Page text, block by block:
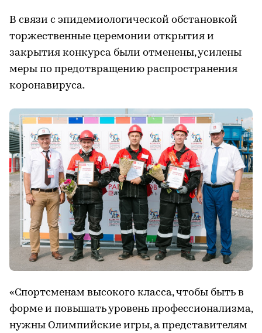
В связи с эпидемиологической обстановкой
торжественные церемонии открытия и
закрытия конкурса были отменены, усилены
меры по предотвращению распространения
коронавируса.
«Спортсменам высокого класса, чтобы быть в
форме и повышать уровень профессионализма,
нужны Олимпийские игры, а представителям